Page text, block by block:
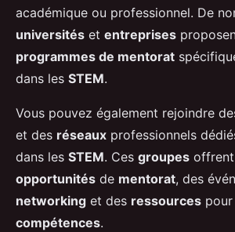
académique ou professionnel. De
universités et entreprises
programmes de mentorat
dans les STEM.
Vous pouvez également rejoindre
et des réseaux professionnels
dans les STEM. Ces groupes
opportunités de mentorat, des
networking et des ressources
compétences.